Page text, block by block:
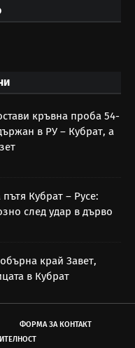
кръвна проба 54-
в РУ – Кубрат, а
Кубрат – Русе:
след удар в дърво
край Завет,
в Кубрат
ФОРМА ЗА КОНТАКТ